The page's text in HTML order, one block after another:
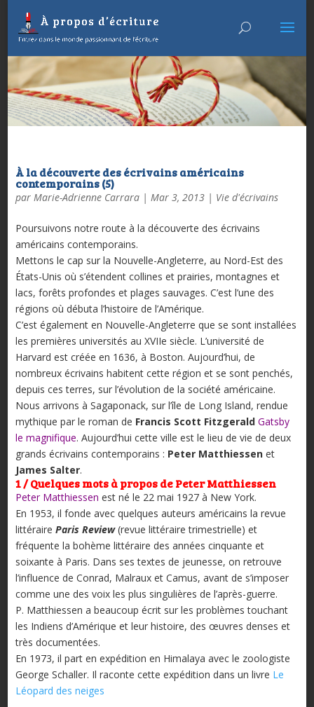
À la découverte des écrivains américains
contemporains (5)
par Marie-Adrienne Carrara| Mar 3, 2013| Vie d'écrivains
Poursuivons notre route à la découverte des écrivains
américains contemporains.
Mettons le cap sur la Nouvelle-Angleterre, au Nord-Est des
États-Unis où s’étendent collines et prairies, montagnes et
lacs, forêts profondes et plages sauvages. C’est l’une des
régions où débuta l’histoire de l’Amérique.
C’est également en Nouvelle-Angleterre que se sont installées
les premières universités au XVIIe siècle. L’université de
Harvard est créée en 1636, à Boston. Aujourd’hui, de
nombreux écrivains habitent cette région et se sont penchés,
depuis ces terres, sur l’évolution de la société américaine.
Nous arrivons à Sagaponack, sur l’île de Long Island, rendue
mythique par le roman de Francis Scott Fitzgerald Gatsby
le magnifique. Aujourd’hui cette ville est le lieu de vie de deux
grands écrivains contemporains : Peter Matthiessen et
James ­Salter.
1 / Quelques mots à propos de Peter Matthiessen
Peter Matthiessen est né le 22 mai 1927 à New York.
En 1953, il fonde avec quelques auteurs américains la revue
littéraire Paris Review(revue littéraire trimestrielle) et
fréquente la bohème littéraire des années cinquante et
soixante à Paris. Dans ses textes de jeunesse, on retrouve
l’influence de Conrad, Malraux et Camus, avant de s’imposer
comme une des voix les plus singulières de l’après-guerre.
P. Matthiessen a beaucoup écrit sur les problèmes touchant
les Indiens d’Amérique et leur histoire, des œuvres denses et
très documentées.
En 1973, il part en expédition en Himalaya avec le zoologiste
George Schaller. Il raconte cette expédition dans un livre Le
Léopard des neiges